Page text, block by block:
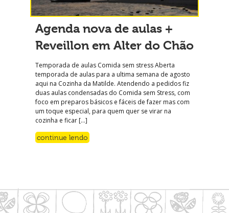
Agenda nova de aulas +
Reveillon em Alter do Chão
Temporada de aulas Comida sem stress Aberta
temporada de aulas para a ultima semana de agosto
aqui na Cozinha da Matilde. Atendendo a pedidos fiz
duas aulas condensadas do Comida sem Stress, com
foco em preparos básicos e fáceis de fazer mas com
um toque especial, para quem quer se virar na
cozinha e ficar […]
continue lendo